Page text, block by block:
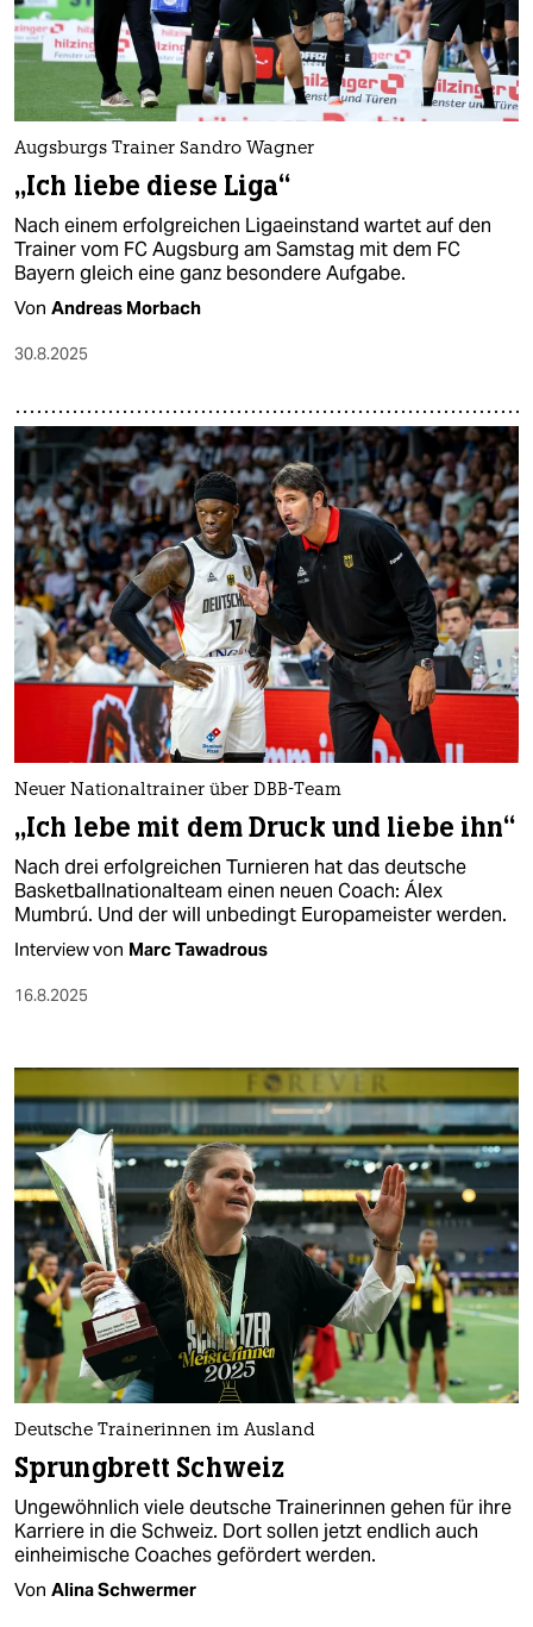
Augsburgs Trainer Sandro Wagner
„Ich liebe diese Liga“
Nach einem erfolgreichen Ligaeinstand wartet auf den
Trainer vom FC Augsburg am Samstag mit dem FC
Bayern gleich eine ganz besondere Aufgabe.
Von Andreas Morbach
30.8.2025
Neuer Nationaltrainer über DBB-Team
„Ich lebe mit dem Druck und liebe ihn“
Nach drei erfolgreichen Turnieren hat das deutsche
Basketballnationalteam einen neuen Coach: Álex
Mumbrú. Und der will unbedingt Europameister werden.
Interview von Marc Tawadrous
16.8.2025
Deutsche Trainerinnen im Ausland
Sprungbrett Schweiz
Ungewöhnlich viele deutsche Trainerinnen gehen für ihre
Karriere in die Schweiz. Dort sollen jetzt endlich auch
einheimische Coaches gefördert werden.
Von Alina Schwermer